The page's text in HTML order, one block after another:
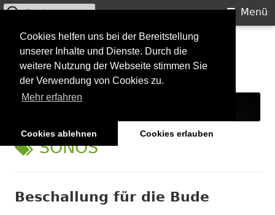
Cookies helfen uns bei der Bereitstellung
unserer Inhalte und Dienste. Durch die
weitere Nutzung der Webseite stimmen Sie
der Verwendung von Cookies zu.
Mehr erfahren
Cookies ablehnen Cookies erlauben
Springe
Inhalt
Starkilla
Konzertberichte und mehr
Primäres
Menü
Menü
Suchen
SCHLAGWORT:
SONOS
Beschallung für die Bude